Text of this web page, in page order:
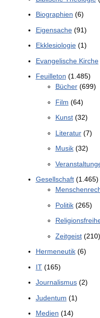
Biographien (6)
Eigensache(91)
Ekklesiologie(1)
Evangelische Kirche
Feuilleton (1.485)
Bücher(699)
Film (64)
Kunst(32)
Literatur(7)
Musik(32)
Gesellschaft(1.465)
Politik(265)
Zeitgeist(210)
Hermeneutik(6)
IT(165)
Journalismus(2)
Judentum (1)
Medien (14)